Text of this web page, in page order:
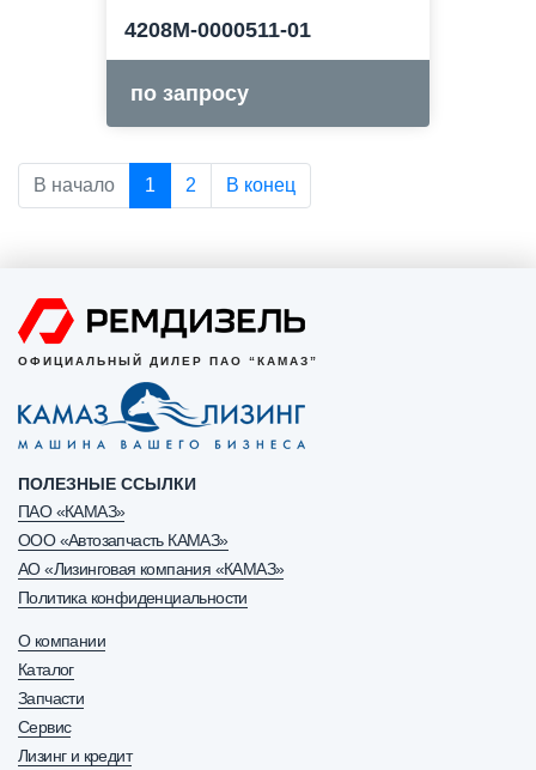
4208М-0000511-01
по запросу
В начало 1 2 В конец
ОФИЦИАЛЬНЫЙ ДИЛЕР ПАО “КАМАЗ”
ПОЛЕЗНЫЕ ССЫЛКИ
ПАО «КАМАЗ»
ООО «Автозапчасть КАМАЗ»
АО «Лизинговая компания «КАМАЗ»
Политика конфиденциальности
О компании
Каталог
Запчасти
Сервис
Лизинг и кредит